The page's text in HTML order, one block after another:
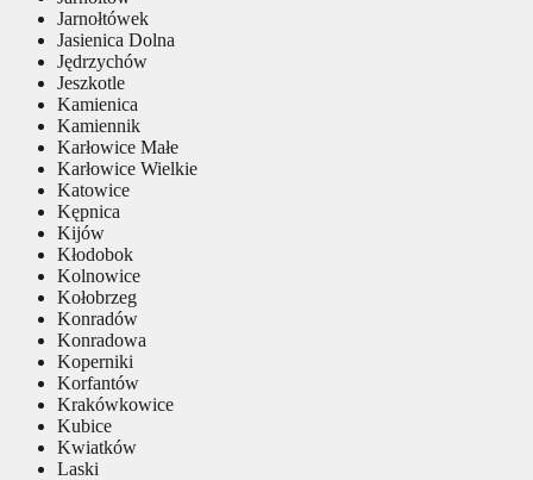
Jarnołtówek
Jasienica Dolna
Jędrzychów
Jeszkotle
Kamienica
Kamiennik
Karłowice Małe
Karłowice Wielkie
Katowice
Kępnica
Kijów
Kłodobok
Kolnowice
Kołobrzeg
Konradów
Konradowa
Koperniki
Korfantów
Krakówkowice
Kubice
Kwiatków
Laski